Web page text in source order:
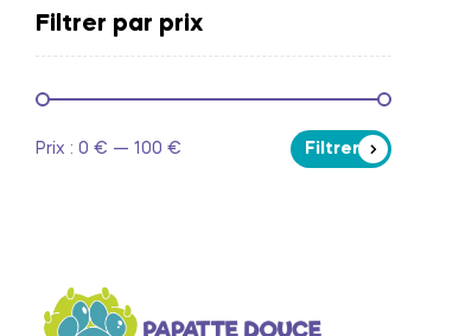
Filtrer par prix
Filtrer
Prix : 0 € — 100 €